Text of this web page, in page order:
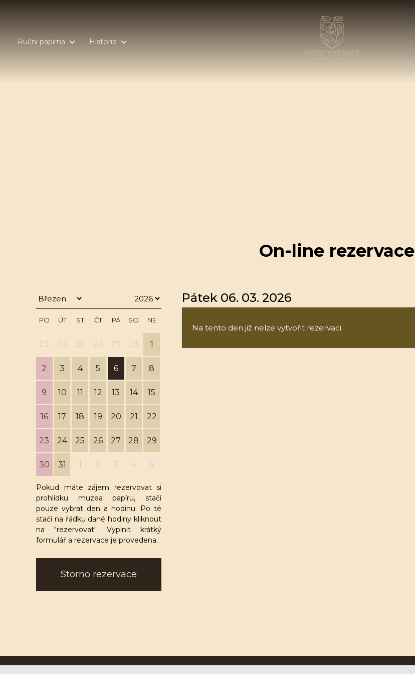
Ruční papírna Historie
On-line rezervace
PO ÚT ST ČT PÁ SO NE
23 24 25 26 27 28 1
2 3 4 5 6 7 8
9 10 11 12 13 14 15
16 17 18 19 20 21 22
23 24 25 26 27 28 29
30 31 1 2 3 4 5
Pokud máte zájem rezervovat si
prohlídku muzea papíru, stačí
pouze vybrat den a hodinu. Po té
stačí na řádku dané hodiny kliknout
na "rezervovat". Vyplnit krátký
formulář a rezervace je provedena.
Storno rezervace
Pátek 06. 03. 2026
Na tento den již nelze vytvořit rezervaci.